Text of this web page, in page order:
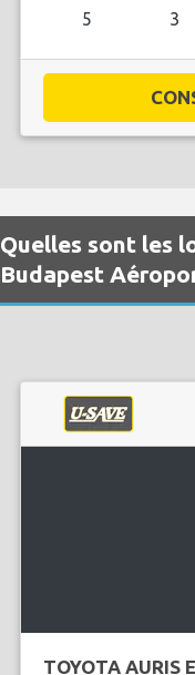
5 3
Quelles sont les
Budapest
TOYOTA AURIS